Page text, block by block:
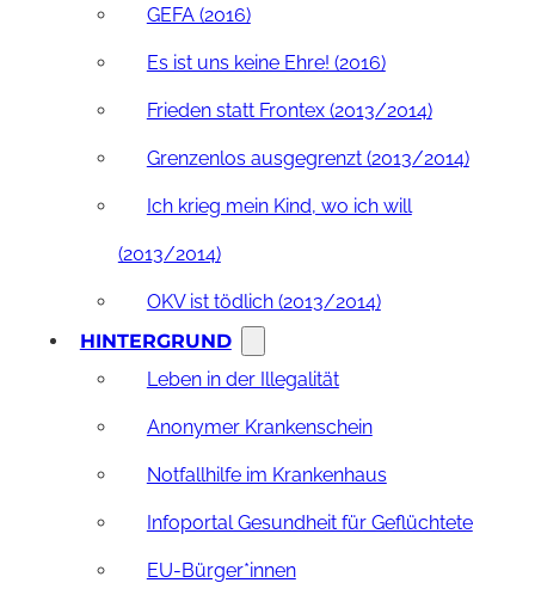
GEFA (2016)
Es ist uns keine Ehre! (2016)
Frieden statt Frontex (2013/2014)
Grenzenlos ausgegrenzt (2013/2014)
Ich krieg mein Kind, wo ich will
(2013/2014)
OKV ist tödlich (2013/2014)
HINTERGRUND
Leben in der Illegalität
Anonymer Krankenschein
Notfallhilfe im Krankenhaus
Infoportal Gesundheit für Geflüchtete
EU-Bürger*innen